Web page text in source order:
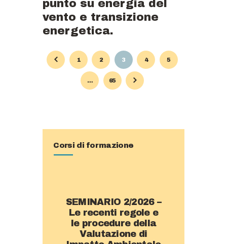
punto su energia del
vento e transizione
energetica.
Paginazione
degli
articoli
PAGE
1 PAGE
2 PAGE
3 PAGE
4 PAGE
5
… PAGE
65
Corsi di formazione
SEMINARIO 2/2026 –
Le recenti regole e
le procedure della
Valutazione di